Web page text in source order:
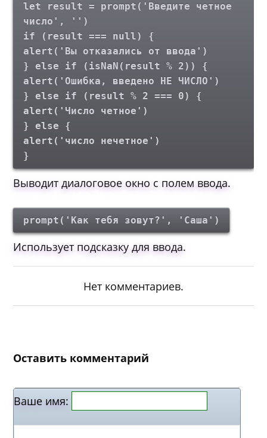
let result = prompt('Введите четное
число', '')
if (result === null) {
alert('Вы отказались от ввода')
} else if (isNaN(result % 2)) {
alert('Ошибка, введено НЕ ЧИСЛО')
} else if (result % 2 === 0) {
alert('Число четное')
} else {
alert('число нечетное')
}
Выводит диалоговое окно c полем ввода.
prompt('Как тебя зовут?', 'Саша')
Использует подсказку для ввода.
Нет комментариев.
Оставить комментарий
Ваше имя: